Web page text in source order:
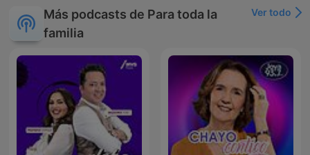
Más podcasts de Para toda la
familia
Ver todo